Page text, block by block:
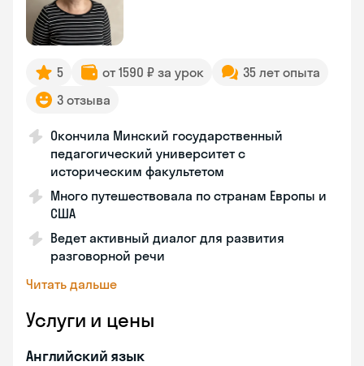
5 от 1590 ₽ за урок
35 лет опыта
3 отзыва
Окончила Минский государственный
педагогический университет с
историческим факультетом
Много путешествовала по странам Европы и
США
Ведет активный диалог для развития
разговорной речи
Читать дальше
Услуги и цены
Английский язык